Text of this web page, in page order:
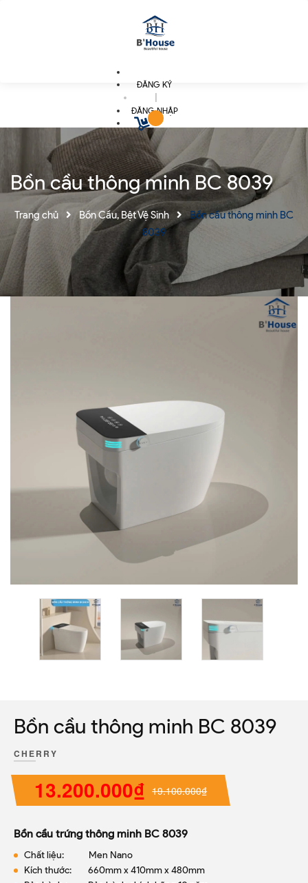
ĐĂNG KÝ
ĐĂNG NHẬP
Bồn cầu thông minh BC 8039
Trang chủ Bồn Cầu, Bệt Vệ Sinh
Bồn cầu thông minh BC
8039
Bồn cầu thông minh BC 8039
CHERRY
13.200.000₫ 19.100.000₫
Bồn cầu trứng thông minh BC 8039
Chất liệu: Men Nano
Kích thước: 660mm x 410mm x 480mm